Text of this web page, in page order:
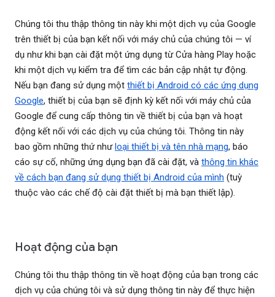
Chúng tôi thu thập thông tin này khi một dịch vụ của Google
trên thiết bị của bạn kết nối với máy chủ của chúng tôi — ví
dụ như khi bạn cài đặt một ứng dụng từ Cửa hàng Play hoặc
khi một dịch vụ kiểm tra để tìm các bản cập nhật tự động.
Nếu bạn đang sử dụng một thiết bị Android có các ứng dụng
Google, thiết bị của bạn sẽ định kỳ kết nối với máy chủ của
Google để cung cấp thông tin về thiết bị của bạn và hoạt
động kết nối với các dịch vụ của chúng tôi. Thông tin này
bao gồm những thứ nhưloại thiết bị và tên nhà mạng, báo
cáo sự cố, những ứng dụng bạn đã cài đặt, và thông tin khác
về cách bạn đang sử dụng thiết bị Android của mình (tuỳ
thuộc vào các chế độ cài đặt thiết bị mà bạn thiết lập).
Hoạt động của bạn
Chúng tôi thu thập thông tin về hoạt động của bạn trong các
dịch vụ của chúng tôi và sử dụng thông tin này để thực hiện